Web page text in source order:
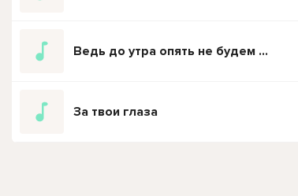
Ведь до утра опять не будем спать
За твои глаза